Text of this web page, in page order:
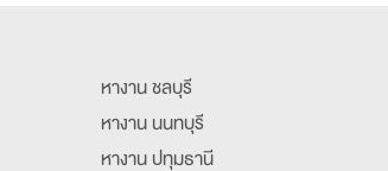
หางาน ชลบุรี
หางาน นนทบุรี
หางาน ปทุมธานี